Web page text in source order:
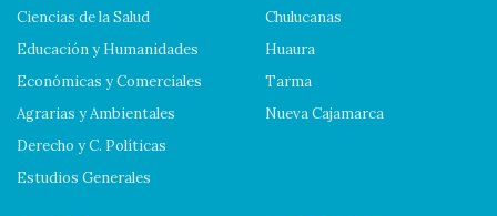
Ciencias de la Salud
Educación y Humanidades
Económicas y Comerciales
Agrarias y Ambientales
Derecho y C. Políticas
Estudios Generales
Chulucanas
Huaura
Tarma
Nueva Cajamarca